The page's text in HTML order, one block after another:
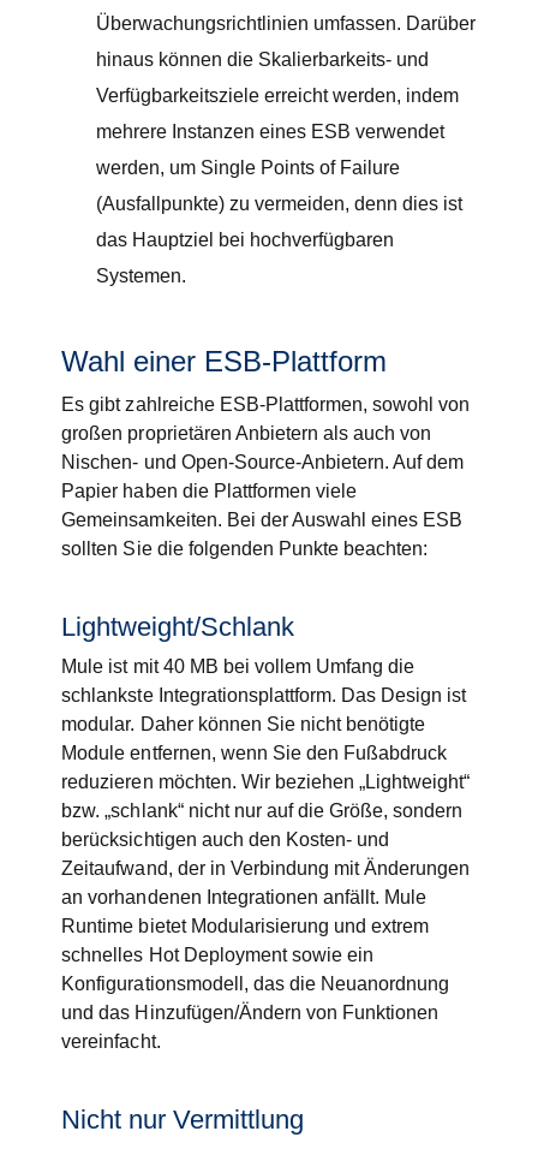
Überwachungsrichtlinien umfassen. Darüber
hinaus können die Skalierbarkeits- und
Verfügbarkeitsziele erreicht werden, indem
mehrere Instanzen eines ESB verwendet
werden, um Single Points of Failure
(Ausfallpunkte) zu vermeiden, denn dies ist
das Hauptziel bei hochverfügbaren
Systemen.
Wahl einer ESB-Plattform
Es gibt zahlreiche ESB-Plattformen, sowohl von
großen proprietären Anbietern als auch von
Nischen- und Open-Source-Anbietern. Auf dem
Papier haben die Plattformen viele
Gemeinsamkeiten. Bei der Auswahl eines ESB
sollten Sie die folgenden Punkte beachten:
Lightweight/Schlank
Mule ist mit 40 MB bei vollem Umfang die
schlankste Integrationsplattform. Das Design ist
modular. Daher können Sie nicht benötigte
Module entfernen, wenn Sie den Fußabdruck
reduzieren möchten. Wir beziehen „Lightweight“
bzw. „schlank“ nicht nur auf die Größe, sondern
berücksichtigen auch den Kosten- und
Zeitaufwand, der in Verbindung mit Änderungen
an vorhandenen Integrationen anfällt. Mule
Runtime bietet Modularisierung und extrem
schnelles Hot Deployment sowie ein
Konfigurationsmodell, das die Neuanordnung
und das Hinzufügen/Ändern von Funktionen
vereinfacht.
Nicht nur Vermittlung